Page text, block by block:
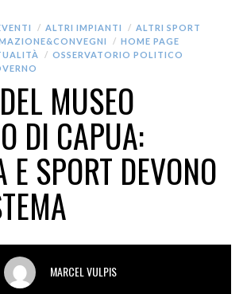
ALTRI IMPIANTI
ALTRI SPORT
HOME PAGE
OSSERVATORIO POLITICO
MUSEO
DI CAPUA:
E SPORT DEVONO
MARCEL VULPIS